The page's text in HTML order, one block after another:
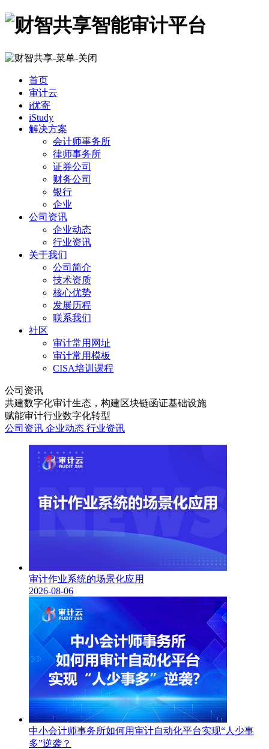
首页
审计云
i优寄
iStudy
解决方案
会计师事务所
律师事务所
证券公司
财务公司
银行
企业
公司资讯
企业动态
行业资讯
关于我们
公司简介
技术资质
核心优势
发展历程
联系我们
社区
审计常用网址
审计常用模板
CISA培训课程
公司资讯
共建数字化审计生态，构建区块链函证基础设施
赋能审计行业数字化转型
公司资讯 企业动态 行业资讯
审计作业系统的场景化应用
2026-08-06
中小会计师事务所如何用审计自动化平台实现“人少事
多”逆袭？